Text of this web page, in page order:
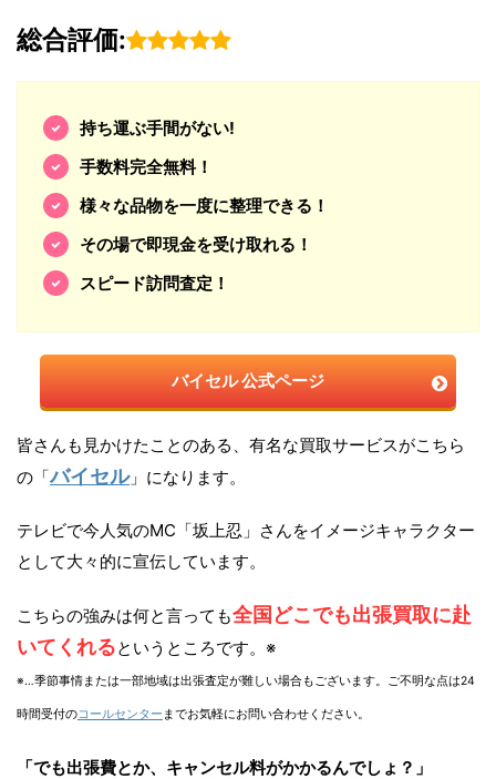
総合評価:
持ち運ぶ手間がない!
手数料完全無料！
様々な品物を一度に整理できる！
その場で即現金を受け取れる！
スピード訪問査定！
バイセル 公式ページ
皆さんも見かけたことのある、有名な買取サービスがこちら
の「バイセル」になります。
テレビで今人気のMC「坂上忍」さんをイメージキャラクター
として大々的に宣伝しています。
こちらの強みは何と言っても全国どこでも出張買取に赴
いてくれるというところです。※
※…季節事情または一部地域は出張査定が難しい場合もございます。ご不明な点は24
時間受付のコールセンター までお気軽にお問い合わせください。
「でも出張費とか、キャンセル料がかかるんでしょ？」